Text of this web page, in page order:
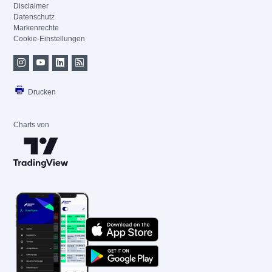
Disclaimer
Datenschutz
Markenrechte
Cookie-Einstellungen
Drucken
Charts von